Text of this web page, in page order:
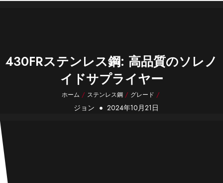
430FRステンレス鋼: 高品質のソレノ
イドサプライヤー
ホーム / ステンレス鋼/ グレード /
ジョン 2024年10月21日